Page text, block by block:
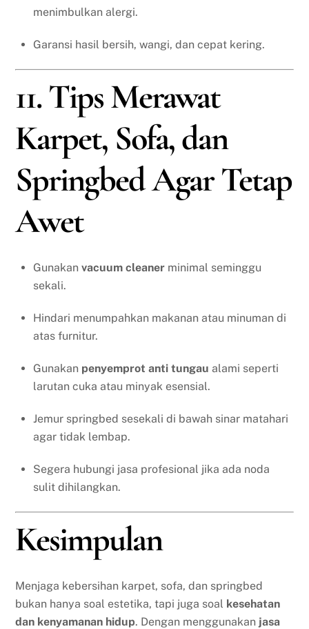
menimbulkan alergi.
Garansi hasil bersih, wangi, dan cepat kering.
11. Tips Merawat
Karpet, Sofa, dan
Springbed Agar Tetap
Awet
Gunakan vacuum cleaner minimal seminggu
sekali.
Hindari menumpahkan makanan atau minuman di
atas furnitur.
Gunakan penyemprot anti tungau alami seperti
larutan cuka atau minyak esensial.
Jemur springbed sesekali di bawah sinar matahari
agar tidak lembap.
Segera hubungi jasa profesional jika ada noda
sulit dihilangkan.
Kesimpulan
Menjaga kebersihan karpet, sofa, dan springbed
bukan hanya soal estetika, tapi juga soal kesehatan
dan kenyamanan hidup. Dengan menggunakan jasa